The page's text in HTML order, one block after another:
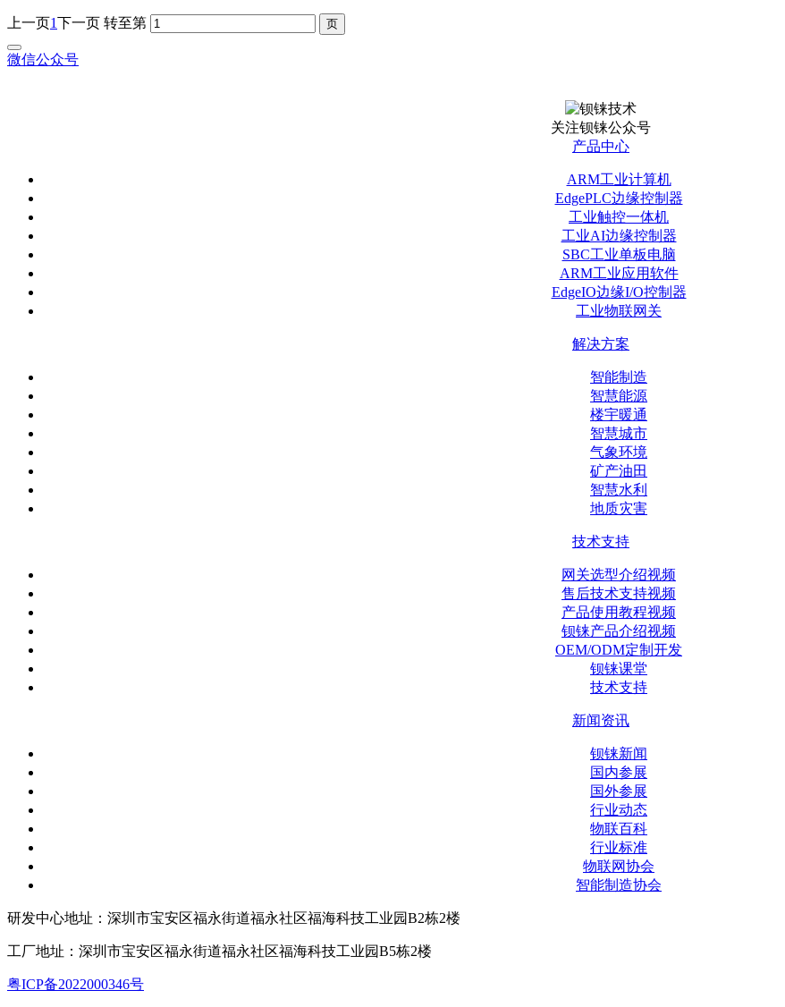
上一页1下一页 转至第
微信公众号
关注钡铼公众号
产品中心
ARM工业计算机
EdgePLC边缘控制器
工业触控一体机
工业AI边缘控制器
SBC工业单板电脑
ARM工业应用软件
EdgeIO边缘I/O控制器
工业物联网关
解决方案
智能制造
智慧能源
楼宇暖通
智慧城市
气象环境
矿产油田
智慧水利
地质灾害
技术支持
网关选型介绍视频
售后技术支持视频
产品使用教程视频
钡铼产品介绍视频
OEM/ODM定制开发
钡铼课堂
技术支持
新闻资讯
钡铼新闻
国内参展
国外参展
行业动态
物联百科
行业标准
物联网协会
智能制造协会
研发中心地址：深圳市宝安区福永街道福永社区福海科技工业园B2栋2楼
工厂地址：深圳市宝安区福永街道福永社区福海科技工业园B5栋2楼
粤ICP备2022000346号